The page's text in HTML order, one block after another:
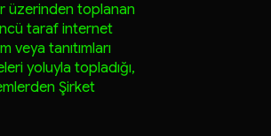
üzerinden toplanan
taraf internet
veya tanıtımları
yoluyla topladığı,
Şirket